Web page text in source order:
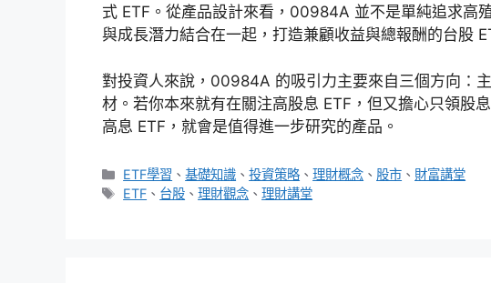
式 ETF。從產品設計來看，00984A 並不是單純追求高
與成長潛力結合在一起，打造兼顧收益與總報酬的台股
對投資人來說，00984A 的吸引力主要來自三個方向：
材。若你本來就有在關注高股息 ETF，但又擔心只領股
高息 ETF，就會是值得進一步研究的產品。
分
類
ETF學習 、基礎知識 、投資策略 、理財概念 、 股市 、 財富講堂
標
ETF 、 台股 、理財觀念 、理財講堂